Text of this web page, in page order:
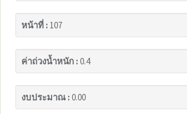
หน้าที่ : 107
ค่าถ่วงน้ำหนัก :0.4
งบประมาณ :0.00